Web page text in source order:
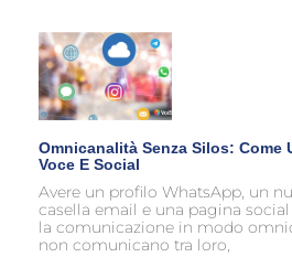
Omnicanalità Senza Silos: Come
Voce E Social
Avere un profilo WhatsApp, un
casella email e una pagina
la comunicazione in modo
non comunicano tra loro,